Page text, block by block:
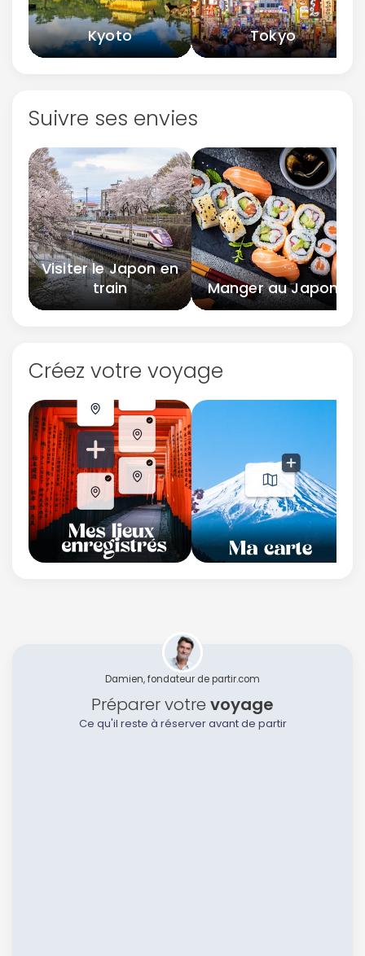
Kyoto Tokyo
Suivre ses envies
Visiter le Japon en
train
Manger au Japon
Créez votre voyage
Damien, fondateur de partir.com
Préparer votre voyage
Ce qu'il reste à réserver avant de partir